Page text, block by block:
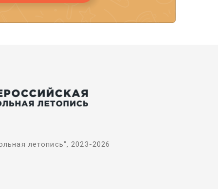
летопись", 2023-2026